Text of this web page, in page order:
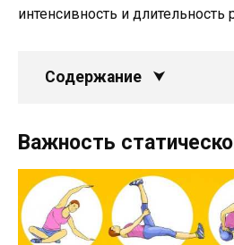
интенсивность и длительность
Содержание
Важность